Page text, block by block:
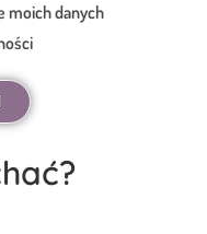
moich danych